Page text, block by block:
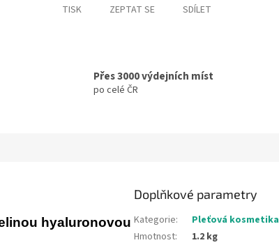
TISK ZEPTAT SE SDÍLET
Přes 3000 výdejních míst
po celé ČR
hyaluronovou
Doplňkové parametry
Kategorie:
Pleťová kosmetika
Hmotnost:
1.2 kg